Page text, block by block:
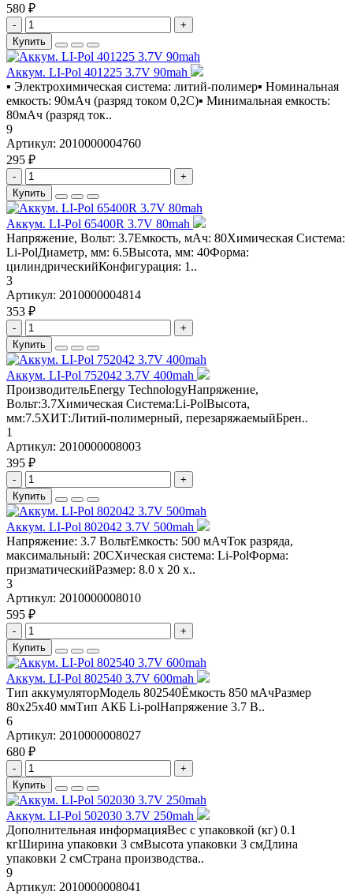
580 ₽
-
+
Купить
Аккум. LI-Pol 401225 3.7V 90mah
▪ Электрохимическая система: литий-полимер▪ Номинальная
емкость: 90мАч (разряд током 0,2С)▪ Минимальная емкость:
80мАч (разряд ток..
9
Артикул: 2010000004760
295 ₽
-
+
Купить
Аккум. LI-Pol 65400R 3.7V 80mah
Напряжение, Вольт: 3.7Емкость, мАч: 80Химическая Система:
Li-PolДиаметр, мм: 6.5Высота, мм: 40Форма:
цилиндрическийКонфигурация: 1..
3
Артикул: 2010000004814
353 ₽
-
+
Купить
Аккум. LI-Pol 752042 3.7V 400mah
ПроизводительEnergy TechnologyНапряжение,
Вольт:3.7Химическая Система:Li-PolВысота,
мм:7.5ХИТ:Литий-полимерный, перезаряжаемыйБрен..
1
Артикул: 2010000008003
395 ₽
-
+
Купить
Аккум. LI-Pol 802042 3.7V 500mah
Напряжение: 3.7 ВольтЕмкость: 500 мАчТок разряда,
максимальный: 20СХическая система: Li-PolФорма:
призматическийРазмер: 8.0 х 20 х..
3
Артикул: 2010000008010
595 ₽
-
+
Купить
Аккум. LI-Pol 802540 3.7V 600mah
Тип аккумуляторМодель 802540Ёмкость 850 мАчРазмер
80х25х40 ммТип АКБ Li-polНапряжение 3.7 В..
6
Артикул: 2010000008027
680 ₽
-
+
Купить
Аккум. LI-Pol 502030 3.7V 250mah
Дополнительная информацияВес с упаковкой (кг) 0.1
кгШирина упаковки 3 смВысота упаковки 3 смДлина
упаковки 2 смСтрана производства..
9
Артикул: 2010000008041